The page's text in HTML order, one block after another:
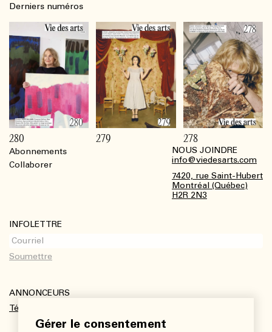
Gérer le consentement
Abonnements
Collaborer
NOUS JOINDRE
info@viedesarts.com
7420, rue Saint-Hubert
Montréal (Québec)
H2R 2N3
INFOLETTRE
ANNONCEURS
Télécharger le kit média
Derniers numéros
280 279 278